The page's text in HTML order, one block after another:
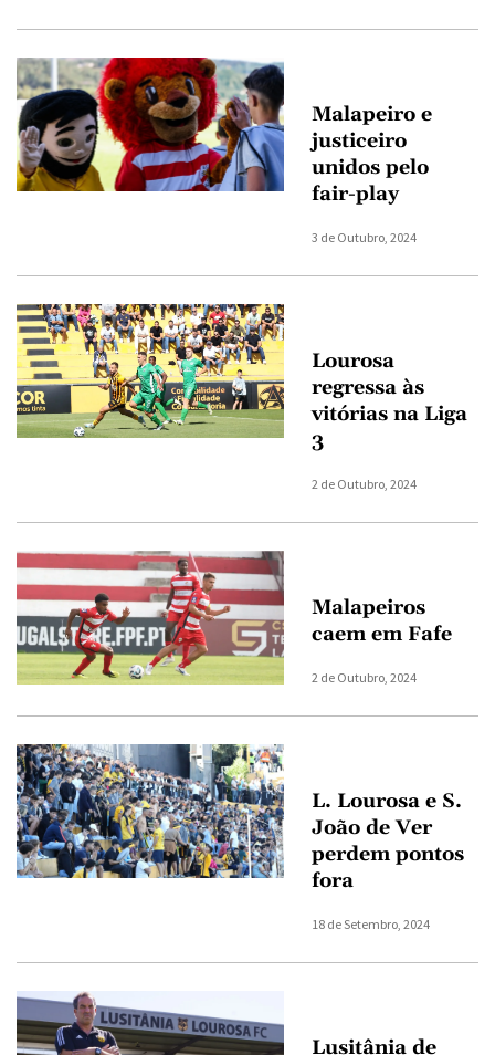
Malapeiro e
justiceiro
unidos pelo
fair-play
3 de Outubro, 2024
Lourosa
regressa às
vitórias na Liga
3
2 de Outubro, 2024
Malapeiros
caem em Fafe
2 de Outubro, 2024
L. Lourosa e S.
João de Ver
perdem pontos
fora
18 de Setembro, 2024
Lusitânia de